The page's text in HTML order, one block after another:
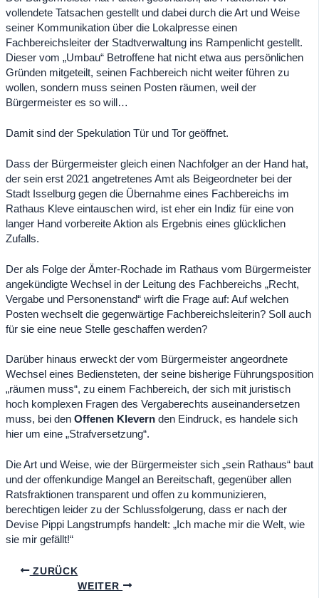
vollendete Tatsachen gestellt und dabei durch die Art und Weise
seiner Kommunikation über die Lokalpresse einen
Fachbereichsleiter der Stadtverwaltung ins Rampenlicht gestellt.
Dieser vom „Umbau“ Betroffene hat nicht etwa aus persönlichen
Gründen mitgeteilt, seinen Fachbereich nicht weiter führen zu
wollen, sondern muss seinen Posten räumen, weil der
Bürgermeister es so will…
Damit sind der Spekulation Tür und Tor geöffnet.
Dass der Bürgermeister gleich einen Nachfolger an der Hand hat,
der sein erst 2021 angetretenes Amt als Beigeordneter bei der
Stadt Isselburg gegen die Übernahme eines Fachbereichs im
Rathaus Kleve eintauschen wird, ist eher ein Indiz für eine von
langer Hand vorbereite Aktion als Ergebnis eines glücklichen
Zufalls.
Der als Folge der Ämter-Rochade im Rathaus vom Bürgermeister
angekündigte Wechsel in der Leitung des Fachbereichs „Recht,
Vergabe und Personenstand“ wirft die Frage auf: Auf welchen
Posten wechselt die gegenwärtige Fachbereichsleiterin? Soll auch
für sie eine neue Stelle geschaffen werden?
Darüber hinaus erweckt der vom Bürgermeister angeordnete
Wechsel eines Bediensteten, der seine bisherige Führungsposition
„räumen muss“, zu einem Fachbereich, der sich mit juristisch
hoch komplexen Fragen des Vergaberechts auseinandersetzen
muss, bei den Offenen Klevern den Eindruck, es handele sich
hier um eine „Strafversetzung“.
Die Art und Weise, wie der Bürgermeister sich „sein Rathaus“ baut
und der offenkundige Mangel an Bereitschaft, gegenüber allen
Ratsfraktionen transparent und offen zu kommunizieren,
berechtigen leider zu der Schlussfolgerung, dass er nach der
Devise Pippi Langstrumpfs handelt: „Ich mache mir die Welt, wie
sie mir gefällt!“
ZURÜCK
WEITER